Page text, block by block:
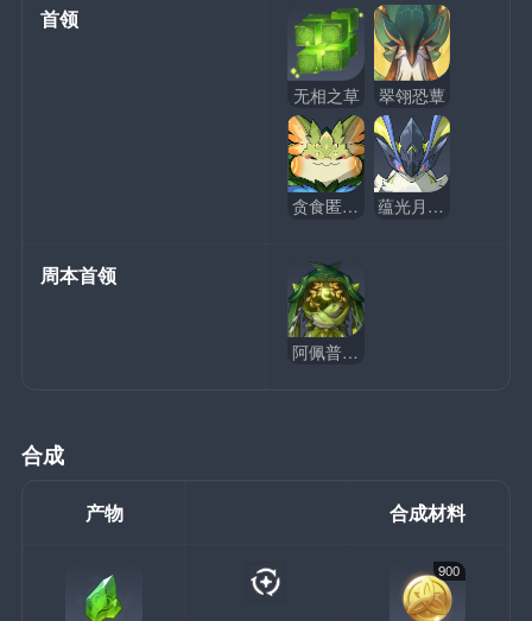
首领
无相之草 翠翎恐蕈
贪食匿叶龙山王 蕴光月幻蝶
周本首领
阿佩普的绿洲守望者
合成
产物 合成材料
900